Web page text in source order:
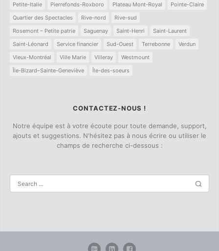
Petite-Italie
Pierrefonds-Roxboro Plateau Mont-Royal
Pointe-Claire
Quartier des Spectacles
Rive-nord
Rive-sud
Rosemont – Petite patrie
Saguenay Saint-Henri
Saint-Laurent
Saint-Léonard
Service financier Sud-Ouest Terrebonne
Verdun
Vieux-Montréal
Ville Marie Villeray
Westmount
Île-Bizard–Sainte-Geneviève
Île-des-soeurs
CONTACTEZ-NOUS !
Notre équipe est à votre écoute pour toute demande, support,
ajouts et suggestions. N'hésitez pas à nous écrire ou utiliser le
champs de recherche ci-dessous :